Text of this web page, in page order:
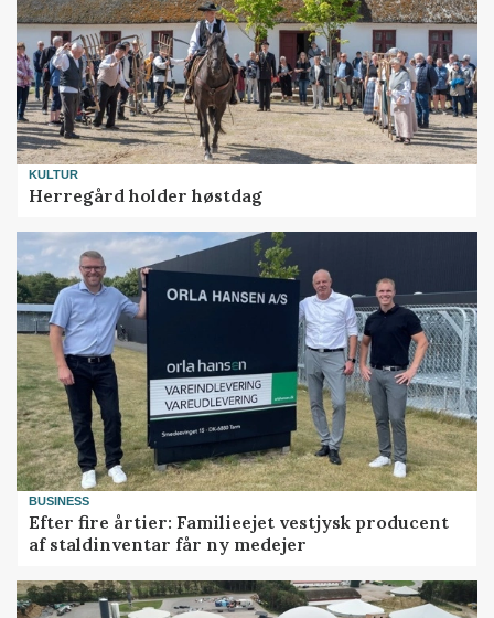
KULTUR
Herregård holder høstdag
BUSINESS
Efter fire årtier: Familieejet vestjysk producent
af staldinventar får ny medejer